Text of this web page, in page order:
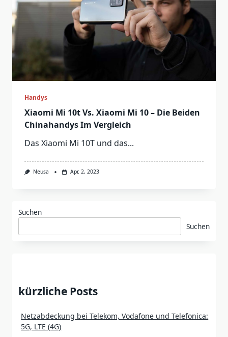
Handys
Xiaomi Mi 10t Vs. Xiaomi Mi 10 – Die Beiden
Chinahandys Im Vergleich
Das Xiaomi Mi 10T und das...
Neusa Apr. 2, 2023
Suchen
Suchen
kürzliche Posts
Netzabdeckung bei Telekom, Vodafone und Telefonica:
5G, LTE (4G)